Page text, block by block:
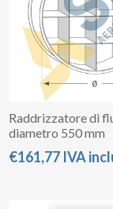
Raddrizzatore di
diametro 550 mm
€161,77 IVA